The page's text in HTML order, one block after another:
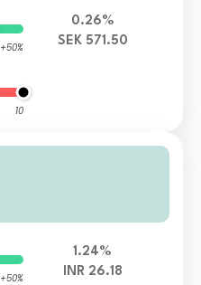
+50%
10
0.26%
SEK 571.50
+50%
1.24%
INR 26.18